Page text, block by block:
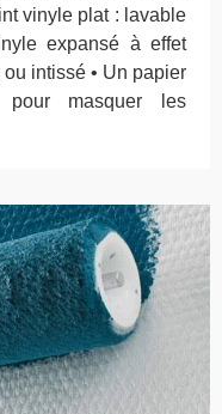
vinyle plat : lavable
expansé à effet
intissé • Un papier
masquer les